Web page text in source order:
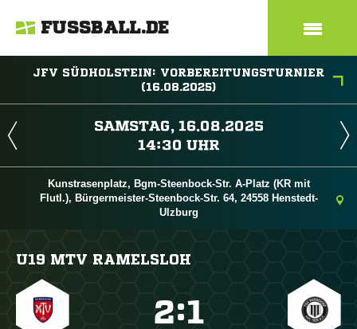
FUSSBALL.DE
JFV SÜDHOLSTEIN: VORBEREITUNGSTURNIER
(16.08.2025)
 
 
Kunstrasenplatz, Bgm-Steenbock-Str. A-Platz (KR mit
Flutl.), Bürgermeister-Steenbock-Str. 64, 24558 Henstedt-
Ulzburg
U19 MTV RAMELSLOH
: